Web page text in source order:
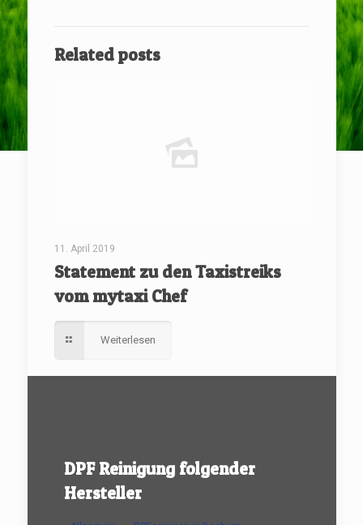
Related posts
11. April 2019
Statement zu den Taxistreiks
vom mytaxi Chef
Weiterlesen
DPF Reinigung folgender
Hersteller